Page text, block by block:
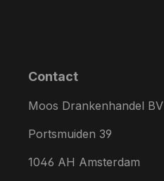
Contact
Moos Drankenhandel BV
Portsmuiden 39
1046 AH Amsterdam